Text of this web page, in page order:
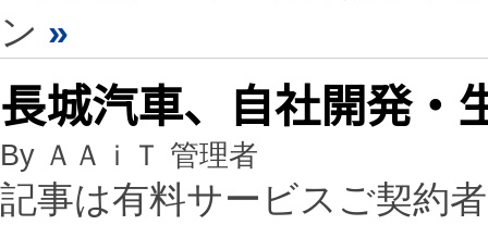
ン »
長城汽車、自社開発・
By ＡＡｉＴ 管理者
記事は有料サービスご契約